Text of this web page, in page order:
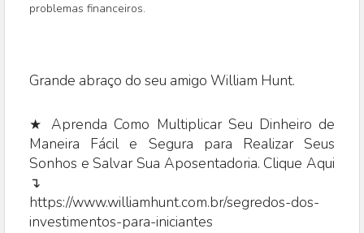
problemas financeiros.
Grande abraço do seu amigo William Hunt.
★ Aprenda Como Multiplicar Seu Dinheiro de
Maneira Fácil e Segura para Realizar Seus
Sonhos e Salvar Sua Aposentadoria. Clique Aqui
↴
https://www.williamhunt.com.br/segredos-dos-
investimentos-para-iniciantes